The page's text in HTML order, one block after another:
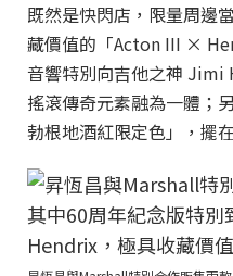
既然是快閃店，限量周邊
藏價值的「Acton III ×
音響特別向吉他之神 Jimi
搖滾傳奇元素融為一體；
勃根地酒紅限定色」，擺